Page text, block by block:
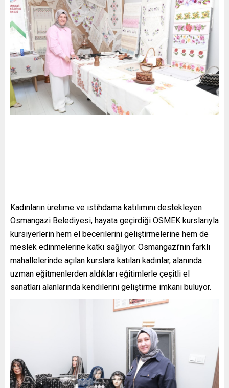
Kadınların üretime ve istihdama katılımını destekleyen
Osmangazi Belediyesi, hayata geçirdiği OSMEK kurslarıyla
kursiyerlerin hem el becerilerini geliştirmelerine hem de
meslek edinmelerine katkı sağlıyor. Osmangazi’nin farklı
mahallelerinde açılan kurslara katılan kadınlar, alanında
uzman eğitmenlerden aldıkları eğitimlerle çeşitli el
sanatları alanlarında kendilerini geliştirme imkanı buluyor.